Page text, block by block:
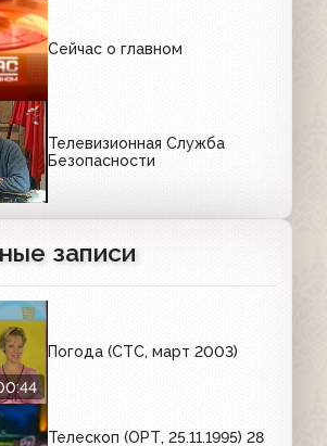
Сейчас о главном
Телевизионная Служба
Безопасности
записи
Погода (СТС, март 2003)
Телескоп (ОРТ, 25.11.1995) 28